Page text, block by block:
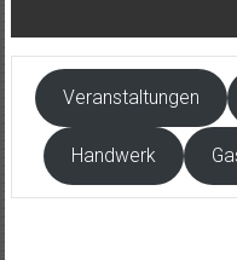
Veranstaltungen
Handwerk